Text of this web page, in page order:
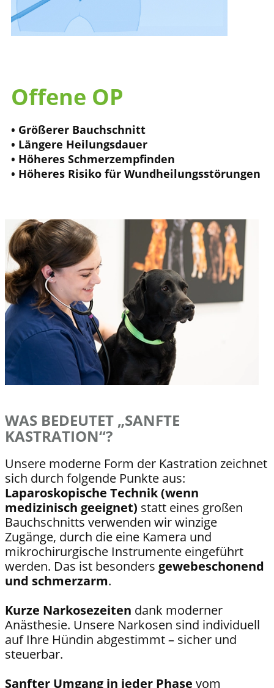
Offene OP
• Größerer Bauchschnitt
• Längere Heilungsdauer
• Höheres Schmerzempfinden
• Höheres Risiko für Wundheilungsstörungen
WAS BEDEUTET „SANFTE
KASTRATION“?
Unsere moderne Form der Kastration zeichnet
sich durch folgende Punkte aus:
Laparoskopische Technik (wenn
medizinisch geeignet) statt eines großen
Bauchschnitts verwenden wir winzige
Zugänge, durch die eine Kamera und
mikrochirurgische Instrumente eingeführt
werden. Das ist besonders gewebeschonend
und schmerzarm.
Kurze Narkosezeiten dank moderner
Anästhesie. Unsere Narkosen sind individuell
auf Ihre Hündin abgestimmt – sicher und
steuerbar.
Sanfter Umgang in jeder Phase vom